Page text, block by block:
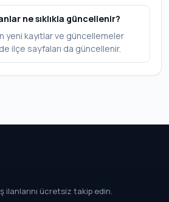
ne sıklıkla güncellenir?
yeni kayıtlar ve güncellemeler
ilçe sayfaları da güncellenir.
ilanlarını ücretsiz takip edin.